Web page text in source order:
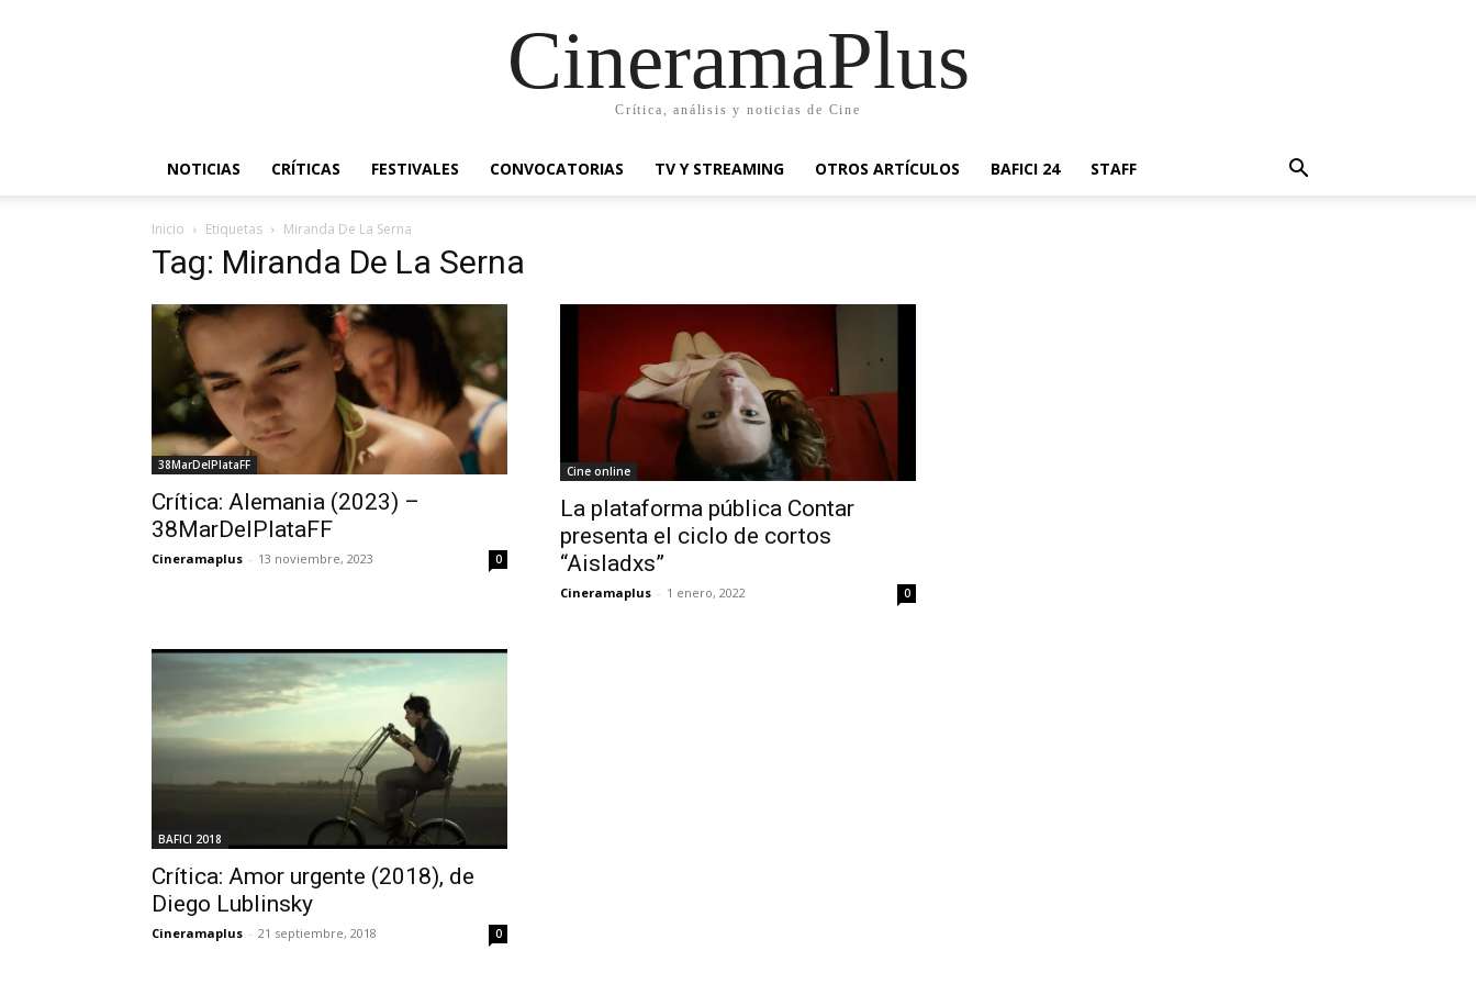
CineramaPlus
Crítica, análisis y noticias de Cine
NOTICIAS CRÍTICAS FESTIVALES CONVOCATORIAS TV Y STREAMING OTROS ARTÍCULOS BAFICI 24 STAFF
Inicio Etiquetas Miranda De La Serna
Tag: Miranda De La Serna
38MarDelPlataFF
Crítica: Alemania (2023) –
38MarDelPlataFF
Cineramaplus - 13 noviembre, 2023 0
Cine online
La plataforma pública Contar
presenta el ciclo de cortos
“Aisladxs”
Cineramaplus - 1 enero, 2022 0
BAFICI 2018
Crítica: Amor urgente (2018), de
Diego Lublinsky
Cineramaplus - 21 septiembre, 2018 0